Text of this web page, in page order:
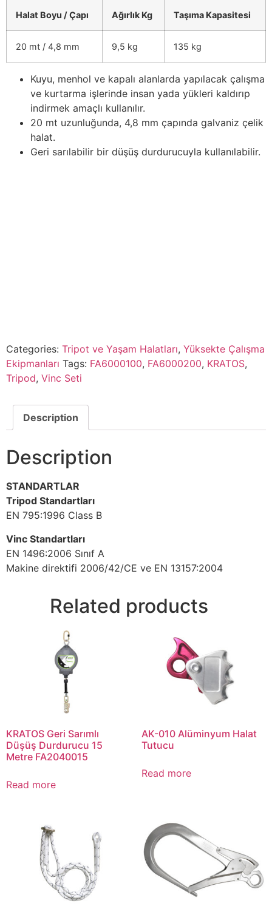
Halat Boyu / Çapı Ağırlık Kg Taşıma Kapasitesi
20 mt / 4,8 mm 9,5 kg 135 kg
Kuyu, menhol ve kapalı alanlarda yapılacak çalışma
ve kurtarma işlerinde insan yada yükleri kaldırıp
indirmek amaçlı kullanılır.
20 mt uzunluğunda, 4,8 mm çapında galvaniz çelik
halat.
Geri sarılabilir bir düşüş durdurucuyla kullanılabilir.
Categories: Tripot ve Yaşam Halatları Yüksekte Çalışma
Ekipmanları Tags: FA6000100 FA6000200 KRATOS
Tripod Vinc Seti
Description
Description
STANDARTLAR
Tripod Standartları
EN 795:1996 Class B
Vinc Standartları
EN 1496:2006 Sınıf A
Makine direktifi 2006/42/CE ve EN 13157:2004
Related products
KRATOS Geri Sarımlı
Düşüş Durdurucu 15
Metre FA2040015
Read more
AK-010 Alüminyum Halat
Tutucu
Read more